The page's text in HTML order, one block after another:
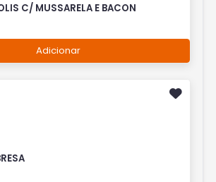
C/ MUSSARELA E BACON
Adicionar